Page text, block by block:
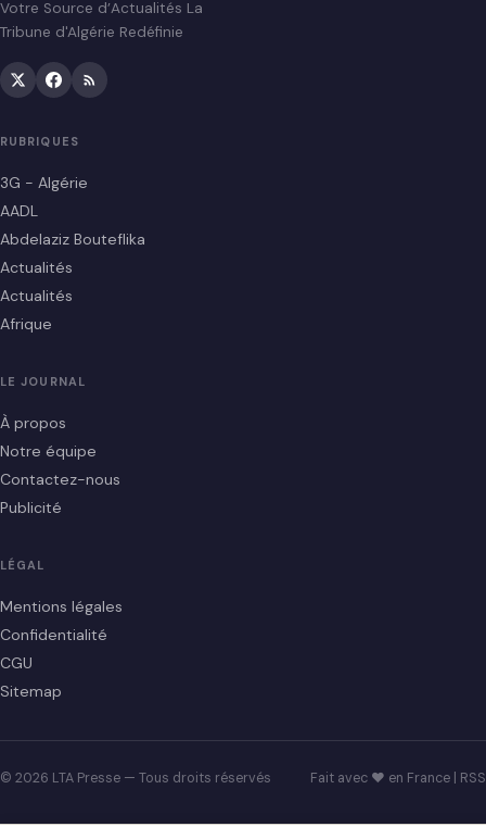
Votre Source d’Actualités La
Tribune d'Algérie Redéfinie
RUBRIQUES
3G - Algérie
AADL
Abdelaziz Bouteflika
Actualités
Actualités
Afrique
LE JOURNAL
À propos
Notre équipe
Contactez-nous
Publicité
LÉGAL
Mentions légales
Confidentialité
CGU
Sitemap
© 2026 LTA Presse — Tous droits réservés Fait avec ♥ en France | RSS